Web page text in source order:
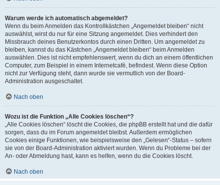
Warum werde ich automatisch abgemeldet?
Wenn du beim Anmelden das Kontrollkästchen „Angemeldet bleiben“ nicht
auswählst, wirst du nur für eine Sitzung angemeldet. Dies verhindert den
Missbrauch deines Benutzerkontos durch einen Dritten. Um angemeldet zu
bleiben, kannst du das Kästchen „Angemeldet bleiben“ beim Anmelden
auswählen. Dies ist nicht empfehlenswert, wenn du dich an einem öffentlichen
Computer, zum Beispiel in einem Internetcafé, befindest. Wenn diese Option
nicht zur Verfügung steht, dann wurde sie vermutlich von der Board-
Administration ausgeschaltet.
Nach oben
Wozu ist die Funktion „Alle Cookies löschen“?
„Alle Cookies löschen“ löscht die Cookies, die phpBB erstellt hat und die dafür
sorgen, dass du im Forum angemeldet bleibst. Außerdem ermöglichen
Cookies einige Funktionen, wie beispielsweise den „Gelesen“-Status – sofern
sie von der Board-Administration aktiviert wurden. Wenn du Probleme bei der
An- oder Abmeldung hast, kann es helfen, wenn du die Cookies löscht.
Nach oben